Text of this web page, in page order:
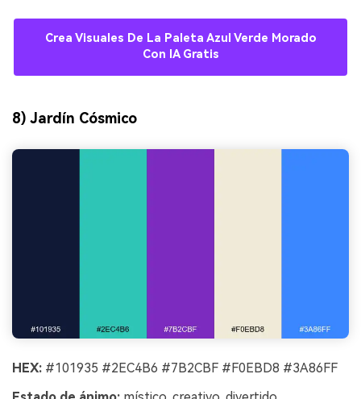
Crea Visuales De La Paleta Azul Verde Morado
Con IA Gratis
8) Jardín Cósmico
HEX: #101935 #2EC4B6 #7B2CBF #F0EBD8 #3A86FF